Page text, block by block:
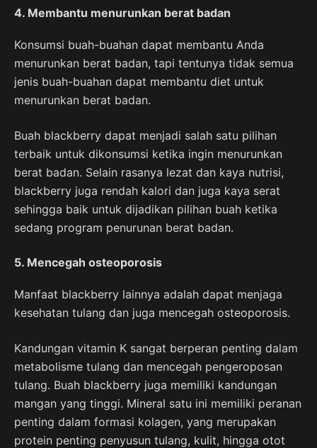
4. Membantu menurunkan berat badan
Konsumsi buah-buahan dapat membantu Anda
menurunkan berat badan, tapi tentunya tidak semua
jenis buah-buahan dapat membantu diet untuk
menurunkan berat badan.
Buah blackberry dapat menjadi salah satu pilihan
terbaik untuk dikonsumsi ketika ingin menurunkan
berat badan. Selain rasanya lezat dan kaya nutrisi,
blackberry juga rendah kalori dan juga kaya serat
sehingga baik untuk dijadikan pilihan buah ketika
sedang program penurunan berat badan.
5. Mencegah osteoporosis
Manfaat blackberry lainnya adalah dapat menjaga
kesehatan tulang dan juga mencegah osteoporosis.
Kandungan vitamin K sangat berperan penting dalam
metabolisme tulang dan mencegah pengeroposan
tulang. Buah blackberry juga memiliki kandungan
mangan yang tinggi. Mineral satu ini memiliki peranan
penting dalam formasi kolagen, yang merupakan
protein penting penyusun tulang, kulit, hingga otot